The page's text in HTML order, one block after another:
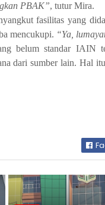
PBAK”, tutur Mira.
fasilitas yang
mencukupi. “Ya,
belum standar IAIN
dari sumber lain. Hal